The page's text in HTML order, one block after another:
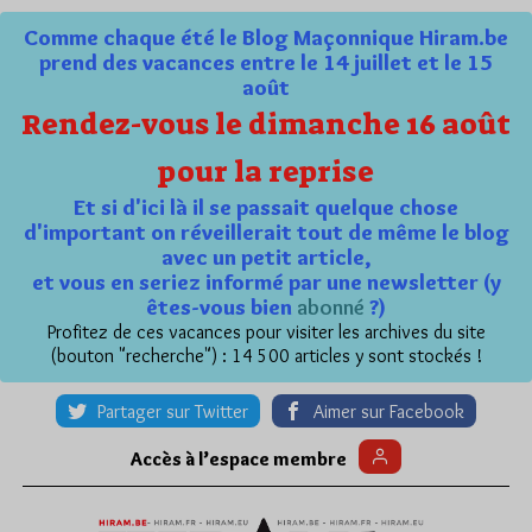
Comme chaque été le Blog Maçonnique Hiram.be
prend des vacances entre le 14 juillet et le 15
août
Rendez-vous le dimanche 16 août
pour la reprise
Et si d'ici là il se passait quelque chose
d'important on réveillerait tout de même le blog
avec un petit article,
et vous en seriez informé par une newsletter (y
êtes-vous bien abonné ?)
Profitez de ces vacances pour visiter les archives du site
(bouton "recherche") : 14 500 articles y sont stockés !
Partager sur Twitter Aimer sur Facebook
Accès à l’espace membre